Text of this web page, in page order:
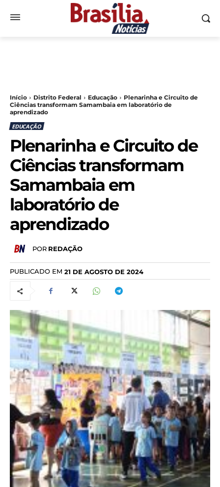
Início Distrito Federal Educação
Plenarinha e Circuito de
Ciências transformam Samambaia em laboratório de
aprendizado
EDUCAÇÃO
Plenarinha e Circuito de
Ciências transformam
Samambaia em
laboratório de
aprendizado
POR REDAÇÃO
PUBLICADO EM 21 DE AGOSTO DE 2024